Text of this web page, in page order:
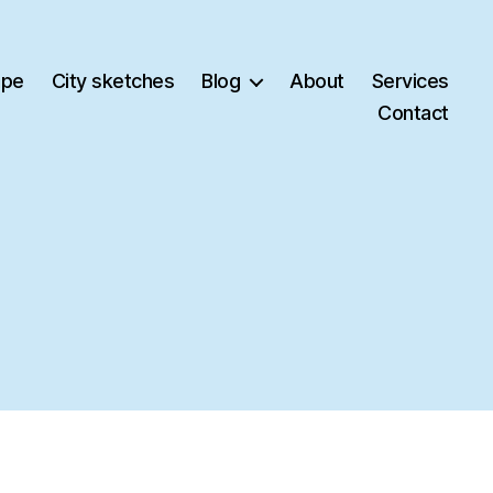
City sketches Blog About
Services
Contact